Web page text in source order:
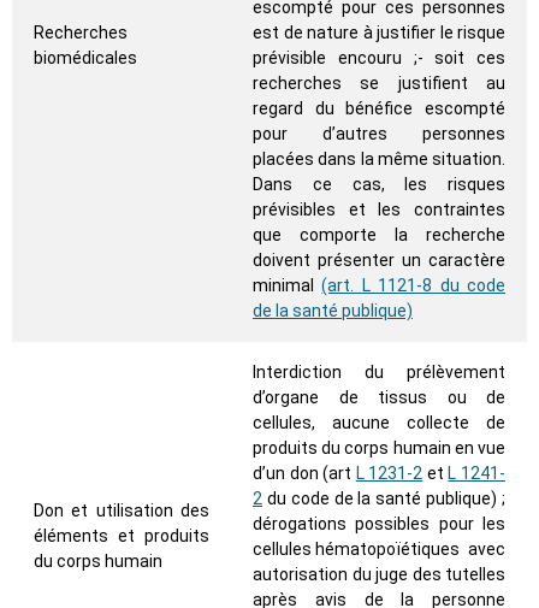
Recherches
biomédicales
escompté pour ces personnes
est de nature à justifier le risque
prévisible encouru ;- soit ces
recherches se justifient au
regard du bénéfice escompté
pour d’autres personnes
placées dans la même situation.
Dans ce cas, les risques
prévisibles et les contraintes
que comporte la recherche
doivent présenter un caractère
minimal(art. L 1121-8 du code
de la santé publique)
Don et utilisation des
éléments et produits
du corps humain
Interdiction du prélèvement
d’organe de tissus ou de
cellules, aucune collecte de
produits du corps humain en vue
d’un don (art L 1231-2 et L 1241-
2 du code de la santé publique) ;
dérogations possibles pour les
cellules hématopoïétiques avec
autorisation du juge des tutelles
après avis de la personne